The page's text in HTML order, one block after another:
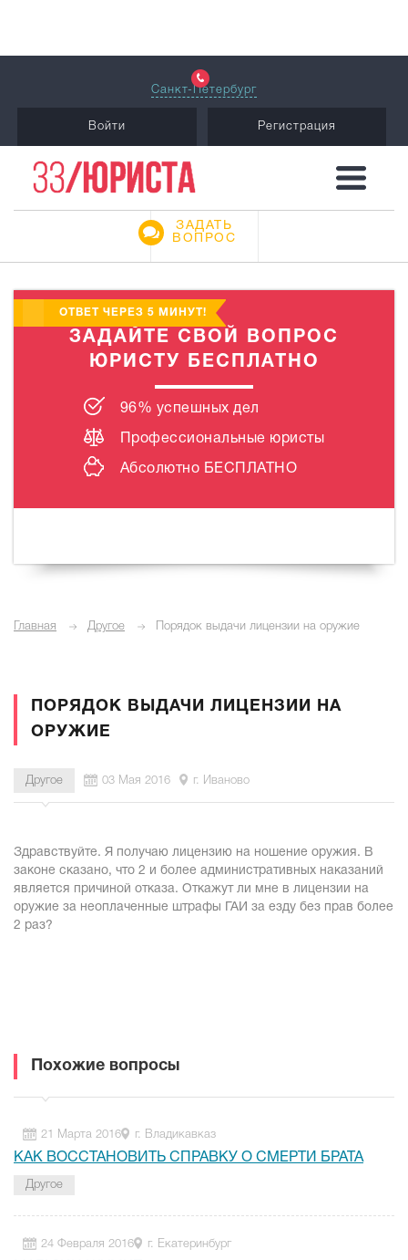
Санкт-Петербург
Войти Регистрация
ЗАДАТЬ
ВОПРОС
ОТВЕТ ЧЕРЕЗ 5 МИНУТ!
ЗАДАЙТЕ СВОЙ ВОПРОС
ЮРИСТУ БЕСПЛАТНО
96% успешных дел
Профессиональные юристы
Абсолютно БЕСПЛАТНО
Главная Другое Порядок выдачи лицензии на оружие
ПОРЯДОК ВЫДАЧИ ЛИЦЕНЗИИ НА
ОРУЖИЕ
Другое 03 Мая 2016 г. Иваново
Здравствуйте. Я получаю лицензию на ношение оружия. В
законе сказано, что 2 и более административных наказаний
является причиной отказа. Откажут ли мне в лицензии на
оружие за неоплаченные штрафы ГАИ за езду без прав более
2 раз?
Похожие вопросы
21 Марта 2016 г. Владикавказ
КАК ВОССТАНОВИТЬ СПРАВКУ О СМЕРТИ БРАТА
Другое
24 Февраля 2016 г. Екатеринбург